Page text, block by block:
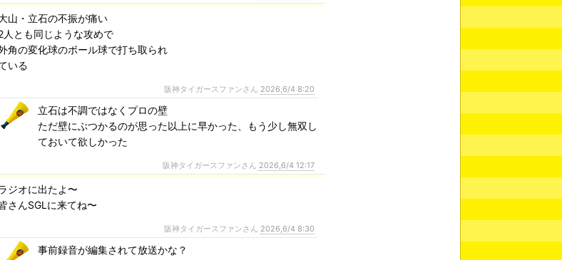
山・立石の不振が痛い
人とも同じような攻めで
角の変化球のボール球で打ち取られ
いる
阪神タイガースファンさん 2026,6/4 8:20
立石は不調ではなくプロの壁
ただ壁にぶつかるのが思った以上に早かった、もう少し無双し
ておいて欲しかった
阪神タイガースファンさん 2026,6/4 12:17
ジオに出たよ〜
さんSGLに来てね〜
阪神タイガースファンさん 2026,6/4 8:30
事前録音が編集されて放送かな？